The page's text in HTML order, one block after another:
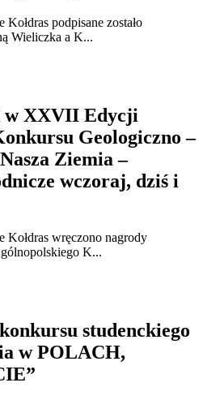
podpisane zostało
Wieliczka a K...
w XXVII Edycji
Geologiczno –
Ziemia –
wczoraj, dziś i
Kołdras wręczono nagrody
K...
studenckiego
w POLACH,